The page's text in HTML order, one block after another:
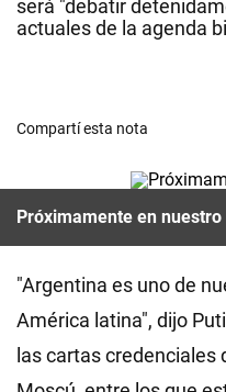
será "debatir
actuales de la agenda
Compartí esta nota
Próximamente en nuestro
"Argentina es uno de
América latina", dijo
las cartas credenciales